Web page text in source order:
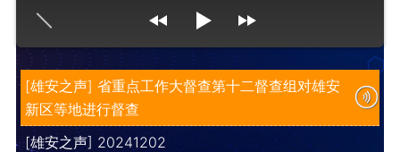
[雄安之声] 省重点工作大督查第十二督查组对雄安
新区等地进行督查
[雄安之声] 20241202